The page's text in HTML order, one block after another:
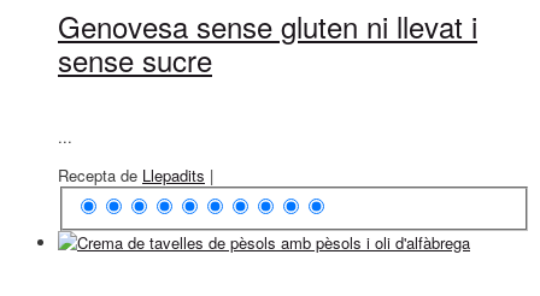
Genovesa sense gluten ni llevat i
sense sucre
...
Recepta de Llepadits |